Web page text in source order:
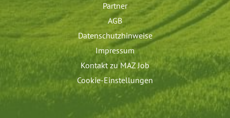
Partner
AGB
Datenschutzhinweise
Impressum
Kontakt zu MAZ Job
Cookie-Einstellungen